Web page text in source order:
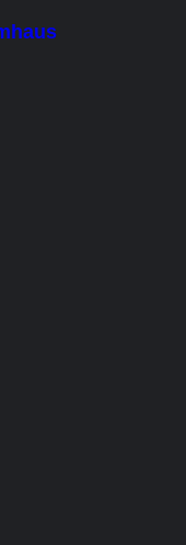
bietet
– perfekt für
und stilvolles